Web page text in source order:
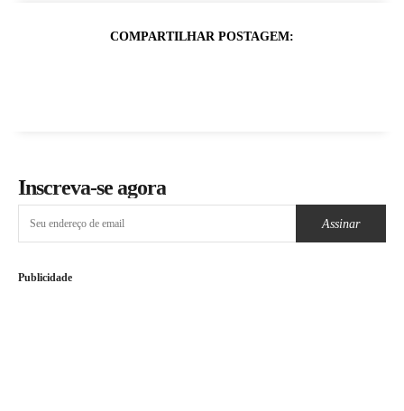
COMPARTILHAR POSTAGEM:
Inscreva-se agora
Assinar
Publicidade